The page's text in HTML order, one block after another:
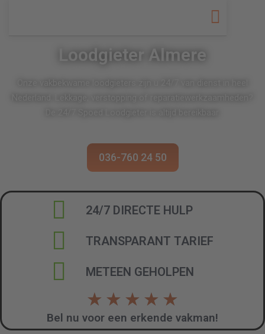
Loodgieter Almere
036-760 24 50
24/7 DIRECTE HULP
TRANSPARANT TARIEF
METEEN GEHOLPEN
★ ★ ★ ★ ★
Bel nu voor een erkende vakman!